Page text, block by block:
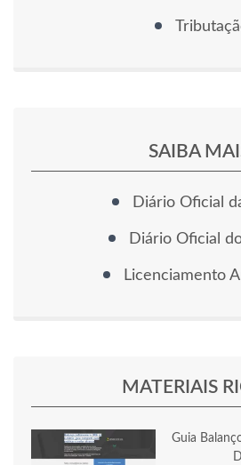
SAIBA
Diário Oficial
Diário Oficial
Licenciamento
MATERIAIS
Guia